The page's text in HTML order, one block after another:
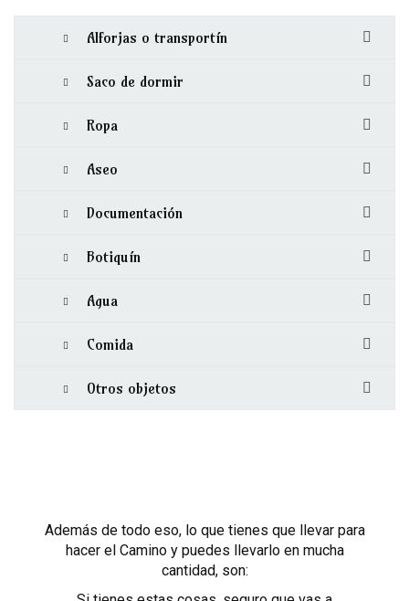
Alforjas o transportín
Saco de dormir
Ropa
Aseo
Documentación
Botiquín
Agua
Comida
Otros objetos
Además de todo eso, lo que tienes que llevar para
hacer el Camino y puedes llevarlo en mucha
cantidad, son: